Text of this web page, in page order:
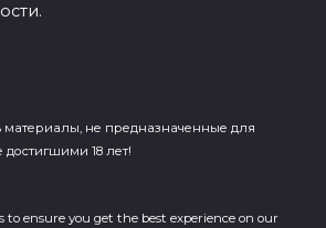
материалы, не предназначенные для
18 лет!
to ensure you get the best experience on our